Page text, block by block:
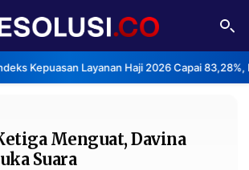
Kepuasan Layanan Haji 2026 Capai 83,28%,
TENTANG
IKLAN
Menguat, Davina
Suara